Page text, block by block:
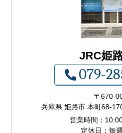
JRC姫
079-
〒 670-
兵庫県 姫路市 本町68-
営業時間：
定休日：毎